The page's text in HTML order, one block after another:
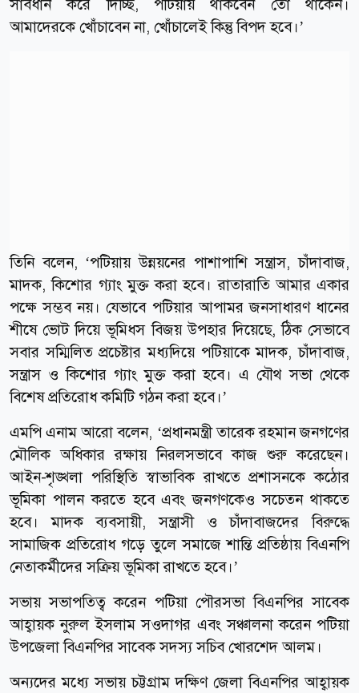
সাবধান করে দিচ্ছি, পটিয়ায় থাকবেন তো থাকেন।
আমাদেরকে খোঁচাবেন না, খোঁচালেই কিন্তু বিপদ হবে।’
তিনি বলেন, ‘পটিয়ায় উন্নয়নের পাশাপাশি সন্ত্রাস, চাঁদাবাজ,
মাদক, কিশোর গ্যাং মুক্ত করা হবে। রাতারাতি আমার একার
পক্ষে সম্ভব নয়। যেভাবে পটিয়ার আপামর জনসাধারণ ধানের
শীষে ভোট দিয়ে ভূমিধস বিজয় উপহার দিয়েছে, ঠিক সেভাবে
সবার সম্মিলিত প্রচেষ্টার মধ্যদিয়ে পটিয়াকে মাদক, চাঁদাবাজ,
সন্ত্রাস ও কিশোর গ্যাং মুক্ত করা হবে। এ যৌথ সভা থেকে
বিশেষ প্রতিরোধ কমিটি গঠন করা হবে।’
এমপি এনাম আরো বলেন, ‘প্রধানমন্ত্রী তারেক রহমান জনগণের
মৌলিক অধিকার রক্ষায় নিরলসভাবে কাজ শুরু করেছেন।
আইন-শৃঙ্খলা পরিস্থিতি স্বাভাবিক রাখতে প্রশাসনকে কঠোর
ভূমিকা পালন করতে হবে এবং জনগণকেও সচেতন থাকতে
হবে। মাদক ব্যবসায়ী, সন্ত্রাসী ও চাঁদাবাজদের বিরুদ্ধে
সামাজিক প্রতিরোধ গড়ে তুলে সমাজে শান্তি প্রতিষ্ঠায় বিএনপি
নেতাকর্মীদের সক্রিয় ভূমিকা রাখতে হবে।’
সভায় সভাপতিত্ব করেন পটিয়া পৌরসভা বিএনপির সাবেক
আহ্বায়ক নুরুল ইসলাম সওদাগর এবং সঞ্চালনা করেন পটিয়া
উপজেলা বিএনপির সাবেক সদস্য সচিব খোরশেদ আলম।
অন্যদের মধ্যে সভায় চট্টগ্রাম দক্ষিণ জেলা বিএনপির আহ্বায়ক